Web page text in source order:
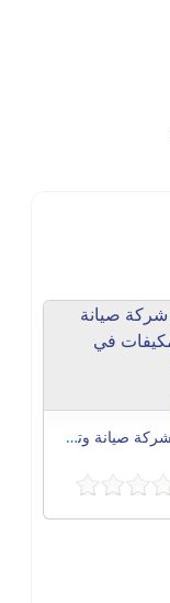
افضل شركة صيانة وتصليح مكيفات في الشارقة